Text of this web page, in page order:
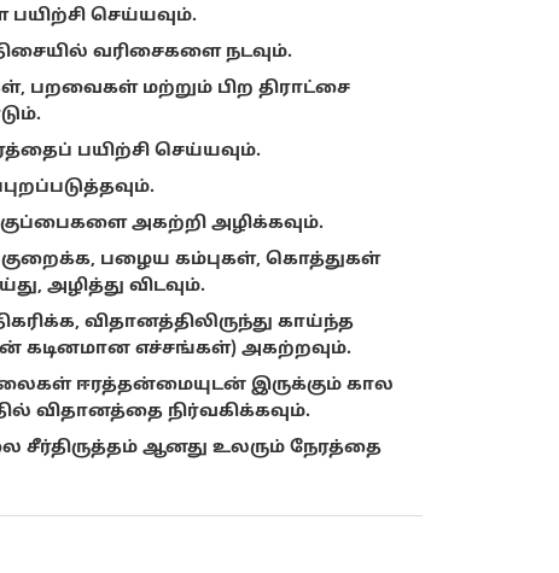
செய்யவும்.
வரிசைகளை நடவும்.
பறவைகள் மற்றும் பிற திராட்சை
பயிற்சி செய்யவும்.
அகற்றி அழிக்கவும்.
பழைய கம்புகள், கொத்துகள்
அழித்து விடவும்.
விதானத்திலிருந்து காய்ந்த
கடினமான எச்சங்கள்) அகற்றவும்.
ஈரத்தன்மையுடன் இருக்கும் கால
விதானத்தை நிர்வகிக்கவும்.
ஆனது உலரும் நேரத்தை